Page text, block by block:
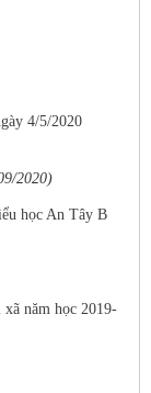
4/5/2020
2020)
học An Tây B
năm học 2019-